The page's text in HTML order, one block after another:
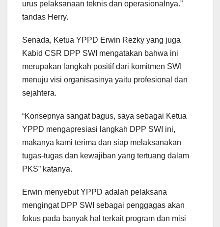
urus pelaksanaan teknis dan operasionalnya.”
tandas Herry.
Senada, Ketua YPPD Erwin Rezky yang juga
Kabid CSR DPP SWI mengatakan bahwa ini
merupakan langkah positif dari komitmen SWI
menuju visi organisasinya yaitu profesional dan
sejahtera.
“Konsepnya sangat bagus, saya sebagai Ketua
YPPD mengapresiasi langkah DPP SWI ini,
makanya kami terima dan siap melaksanakan
tugas-tugas dan kewajiban yang tertuang dalam
PKS” katanya.
Erwin menyebut YPPD adalah pelaksana
mengingat DPP SWI sebagai penggagas akan
fokus pada banyak hal terkait program dan misi